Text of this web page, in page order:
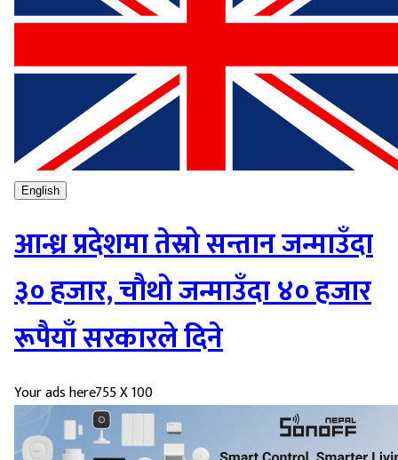
English
आन्ध्र प्रदेशमा तेस्रो सन्तान जन्माउँदा
३० हजार, चौथो जन्माउँदा ४० हजार
रूपैयाँ सरकारले दिने
Your ads here755 X 100